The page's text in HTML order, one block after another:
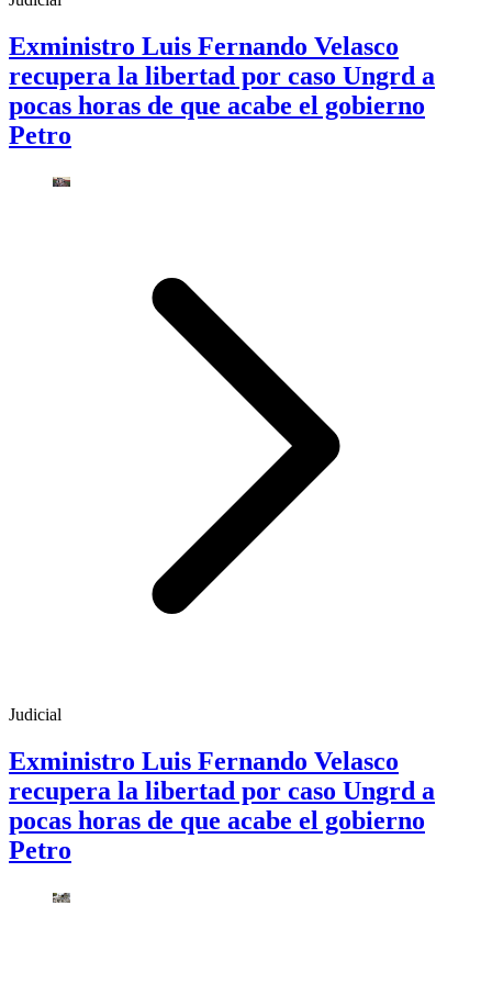
Exministro Luis Fernando Velasco
recupera la libertad por caso Ungrd a
pocas horas de que acabe el gobierno
Petro
Judicial
Exministro Luis Fernando Velasco
recupera la libertad por caso Ungrd a
pocas horas de que acabe el gobierno
Petro